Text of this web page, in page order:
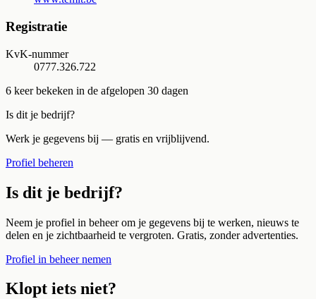
Registratie
KvK-nummer
0777.326.722
6 keer bekeken in de afgelopen 30 dagen
Is dit je bedrijf?
Werk je gegevens bij — gratis en vrijblijvend.
Profiel beheren
Is dit je bedrijf?
Neem je profiel in beheer om je gegevens bij te werken, nieuws te
delen en je zichtbaarheid te vergroten. Gratis, zonder advertenties.
Profiel in beheer nemen
Klopt iets niet?